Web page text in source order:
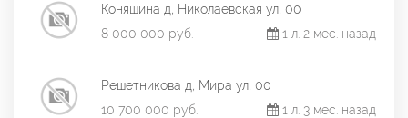
Коняшина д, Николаевская ул, 00
8 000 000 руб.
1 л. 2 мес. назад
Решетникова д, Мира ул, 00
10 700 000 руб.
1 л. 3 мес. назад